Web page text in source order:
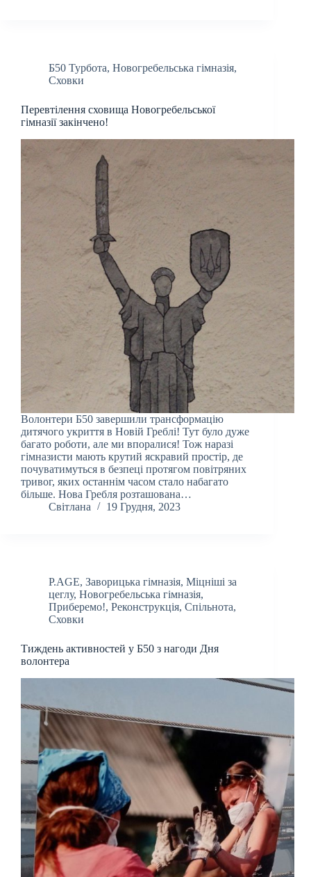
Б50 Турбота, Новогребельська гімназія,
Сховки
Перевтілення сховища Новогребельської
гімназії закінчено!
Волонтери Б50 завершили трансформацію
дитячого укриття в Новій Греблі! Тут було дуже
багато роботи, але ми впоралися! Тож наразі
гімназисти мають крутий яскравий простір, де
почуватимуться в безпеці протягом повітряних
тривог, яких останнім часом стало набагато
більше. Нова Гребля розташована…
Світлана
19 Грудня, 2023
P.AGE, Заворицька гімназія, Міцніші за
цеглу, Новогребельська гімназія,
Приберемо!, Реконструкція, Спільнота,
Сховки
Тиждень активностей у Б50 з нагоди Дня
волонтера